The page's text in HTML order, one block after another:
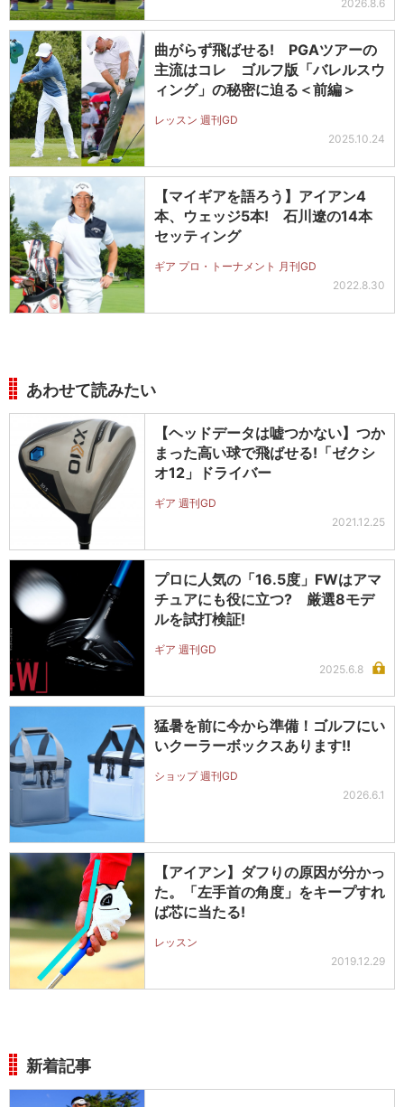
2026.8.6
曲がらず飛ばせる! PGAツアーの
主流はコレ ゴルフ版「バレルスウ
ィング」の秘密に迫る＜前編＞
レッスン 週刊GD
2025.10.24
【マイギアを語ろう】アイアン4
本、ウェッジ5本! 石川遼の14本
セッティング
ギア プロ・トーナメント 月刊GD
2022.8.30
あわせて読みたい
【ヘッドデータは嘘つかない】つか
まった高い球で飛ばせる!「ゼクシ
オ12」ドライバー
ギア 週刊GD
2021.12.25
プロに人気の「16.5度」FWはアマ
チュアにも役に立つ? 厳選8モデ
ルを試打検証!
ギア 週刊GD
2025.6.8
猛暑を前に今から準備！ゴルフにい
いクーラーボックスあります!!
ショップ 週刊GD
2026.6.1
【アイアン】ダフりの原因が分かっ
た。「左手首の角度」をキープすれ
ば芯に当たる!
レッスン
2019.12.29
新着記事